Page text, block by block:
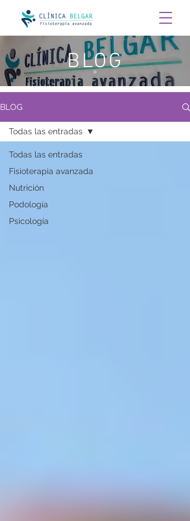
BLOG
BLOG
Todas las entradas
Fisioterapia avanzada
Nutrición
Podología
Psicología
Todas las entradas